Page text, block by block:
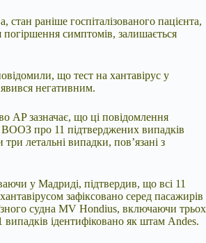
стан раніше госпіталізованого пацієнта,
погіршення симптомів, залишається
що тест на хантавірус у
негативним.
AP зазначає, що ці повідомлення
ВООЗ про 11 підтверджених випадків
летальні випадки, пов’язані з
у Мадриді, підтвердив, що всі 11
зафіксовано серед пасажирів
судна MV Hondius, включаючи трьох
випадків ідентифіковано як штам Andes.